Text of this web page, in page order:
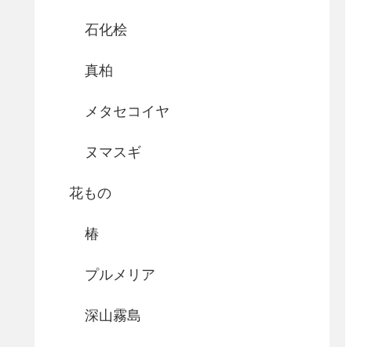
石化桧
真柏
メタセコイヤ
ヌマスギ
花もの
椿
プルメリア
深山霧島